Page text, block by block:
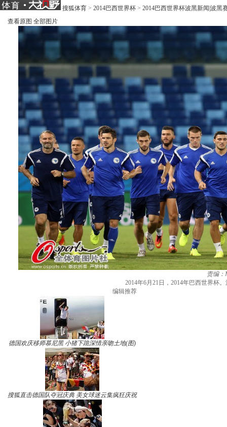
搜狐体育 > 2014巴西世界杯 > 2014巴西世界杯波黑新闻|波黑
查看原图 全部图片
责编：
2014年6月21日，2014年巴西世界杯
编辑推荐
德国欢庆移师慕尼黑 小猪下跪深情亲吻土地(图)
搜狐直击德国队夺冠庆典 美女球迷云集疯狂庆祝